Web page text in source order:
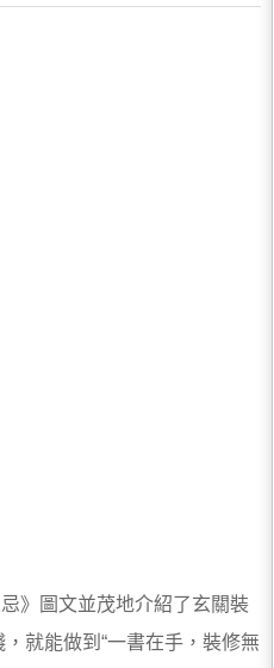
》圖文並茂地介紹了玄關裝
就能做到“一書在手，裝修無